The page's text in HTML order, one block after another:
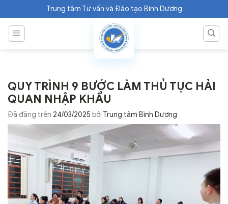
đến
dung
Trung tâm Tư vấn và Đào tạo Bình Dương
QUY TRÌNH 9 BƯỚC LÀM THỦ TỤC HẢI
QUAN NHẬP KHẨU
Đã đăng trên 24/03/2025 bởi Trung tâm Bình Dương